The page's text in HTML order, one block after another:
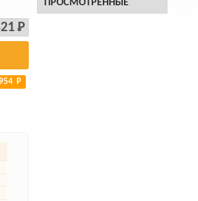
ПРОСМОТРЕННЫЕ
Р
Р